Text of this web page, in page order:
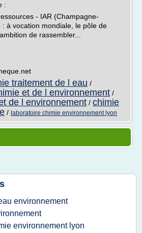
:
- IAR (Champagne-
à vocation mondiale, le pôle de
de rassembler...
traitement de l eau /
et de l environnement /
de l environnement / chimie
/ laboratoire chimie environnement lyon
environnement
environnement lyon